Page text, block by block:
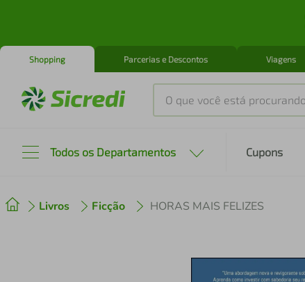
Shopping Parcerias e Descontos Viagens
O que você está procurando?
Todos os Departamentos Cupons
Livros Ficção HORAS MAIS FELIZES
2º cafeteira